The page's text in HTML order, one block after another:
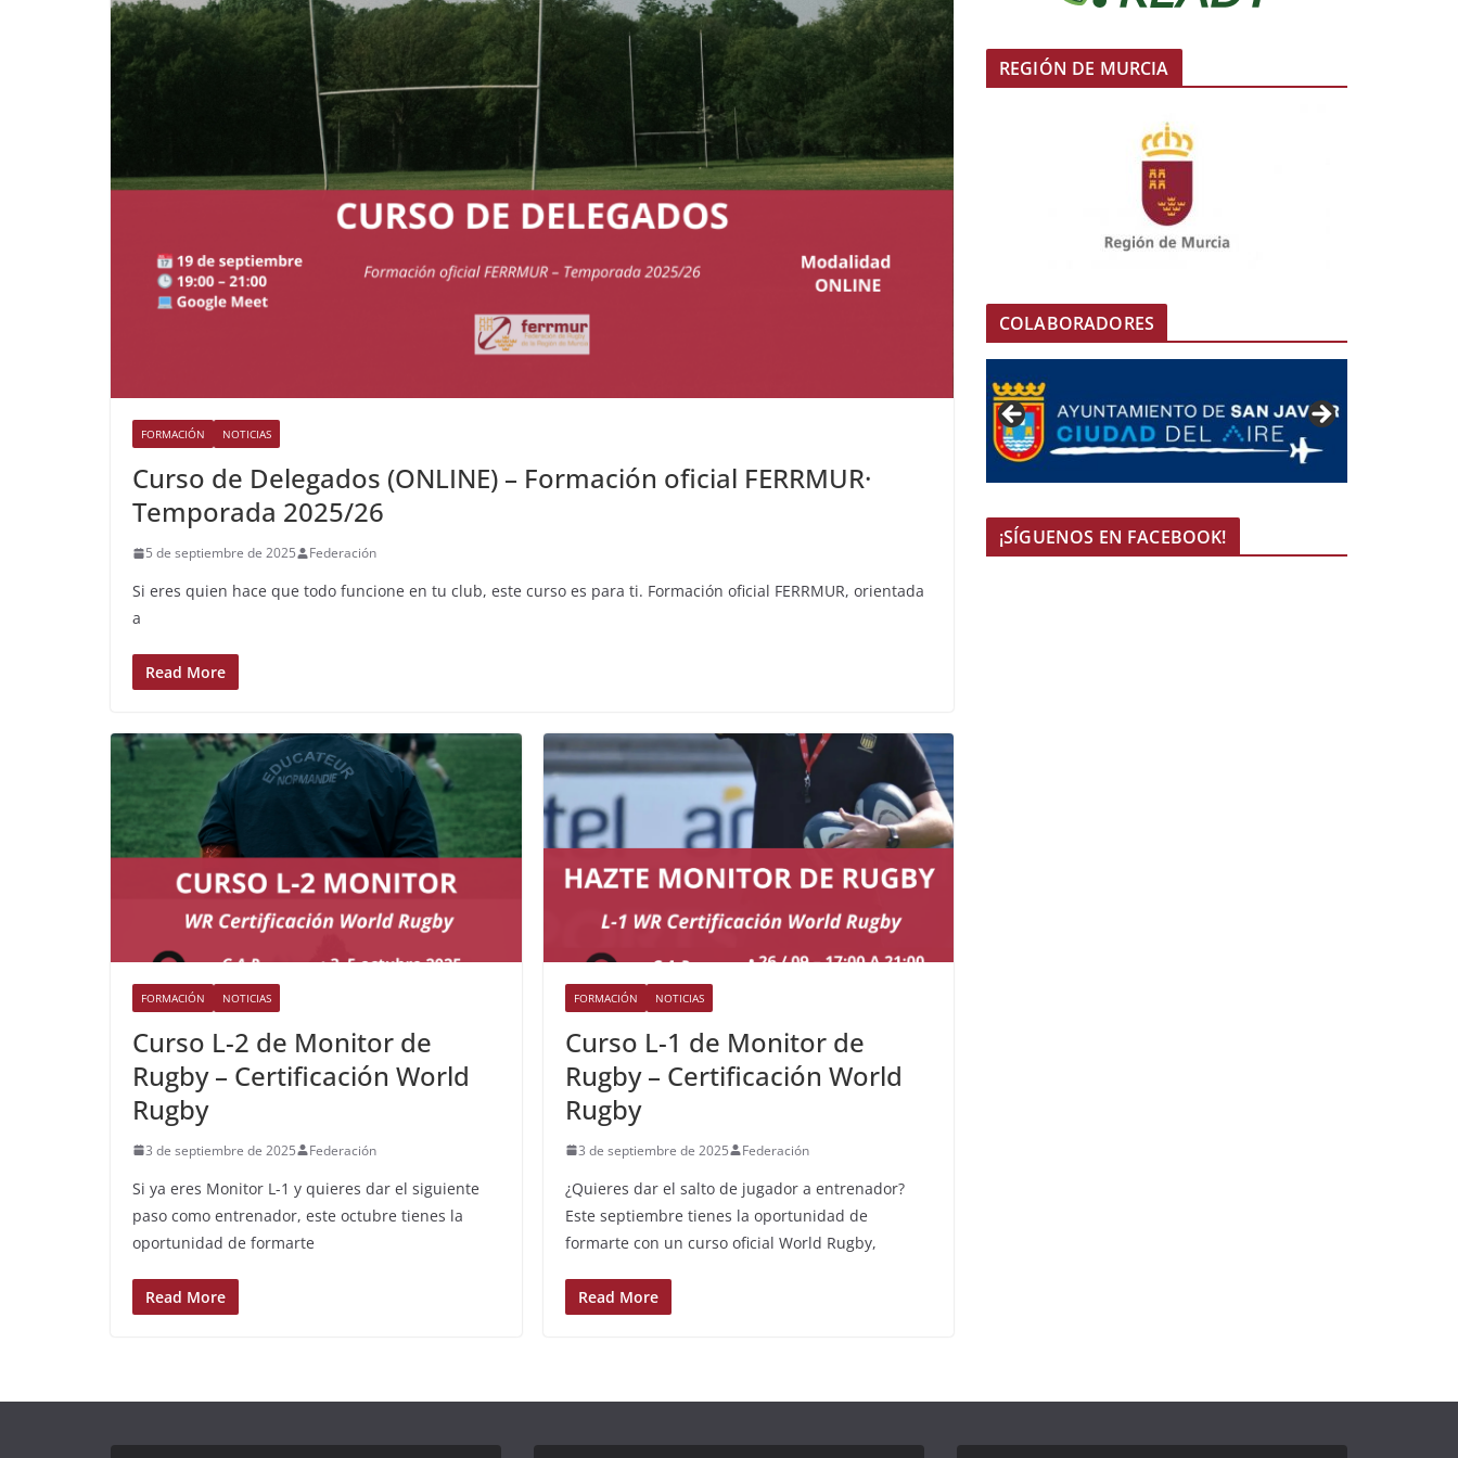
FORMACIÓN NOTICIAS
Curso de Delegados (ONLINE) – Formación oficial FERRMUR·
Temporada 2025/26
5 de septiembre de 2025 Federación
Si eres quien hace que todo funcione en tu club, este curso es para ti. Formación oficial FERRMUR, orientada
a
Read More
FORMACIÓN NOTICIAS
Curso L-2 de Monitor de
Rugby – Certificación World
Rugby
3 de septiembre de 2025 Federación
Si ya eres Monitor L-1 y quieres dar el siguiente
paso como entrenador, este octubre tienes la
oportunidad de formarte
Read More
FORMACIÓN NOTICIAS
Curso L-1 de Monitor de
Rugby – Certificación World
Rugby
3 de septiembre de 2025 Federación
¿Quieres dar el salto de jugador a entrenador?
Este septiembre tienes la oportunidad de
formarte con un curso oficial World Rugby,
Read More
REGIÓN DE MURCIA
COLABORADORES
¡SÍGUENOS EN FACEBOOK!